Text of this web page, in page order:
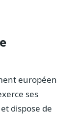
européen
ses
dispose de